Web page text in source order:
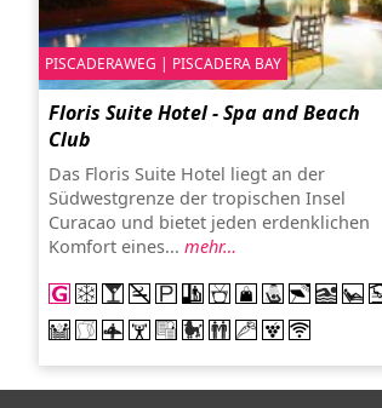
PISCADERAWEG | PISCADERA BAY
Floris Suite Hotel - Spa and Beach
Club
Das Floris Suite Hotel liegt an der
Südwestgrenze der tropischen Insel
Curacao und bietet jeden erdenklichen
Komfort eines... mehr…